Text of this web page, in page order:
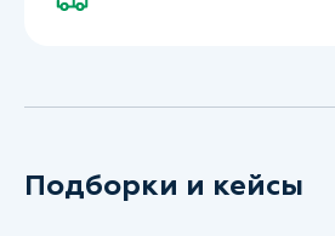
Подборки и кейсы